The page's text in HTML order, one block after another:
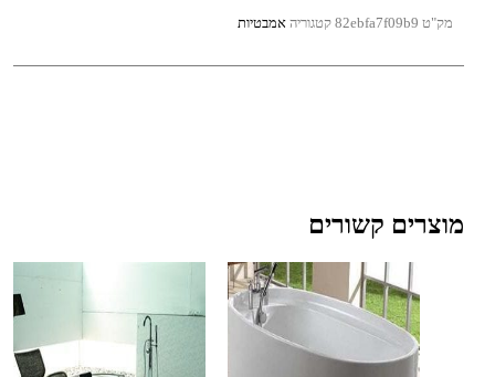
מוצרים קשורים
מק"ט82ebfa7f09b9 קטגוריה אמבטיות